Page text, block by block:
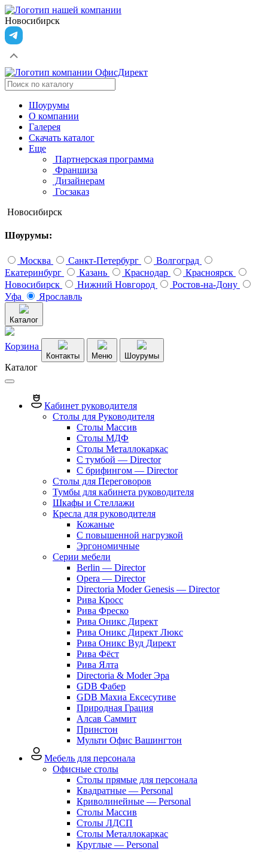
Новосибирск
Шоурумы
О компании
Галерея
Скачать каталог
Еще
Партнерская программа
Франшиза
Дизайнерам
Госзаказ
Новосибирск
Шоурумы:
Москва Санкт-Петербург
Волгоград
Екатеринбург
Казань Краснодар
Красноярск
Новосибирск
Нижний Новгород
Ростов-на-Дону
Уфа
Ярославль
Каталог
Корзина
Контакты Меню Шоурумы
Каталог
Кабинет руководителя
Столы для Руководителя
Столы Массив
Столы МДФ
Столы Металлокаркас
С тумбой — Director
C брифингом — Director
Столы для Переговоров
Тумбы для кабинета руководителя
Шкафы и Стеллажи
Кресла для руководителя
Кожаные
С повышенной нагрузкой
Эргономичные
Серии мебели
Berlin — Director
Opera — Director
Directoria Moder Genesis — Director
Рива Кросс
Рива Фреско
Рива Оникс Директ
Рива Оникс Директ Люкс
Рива Оникс Вуд Директ
Рива Фёст
Рива Ялта
Directoria & Moder Эра
GDB Фабер
GDB Махиа Ексесутиве
Природная Грация
Алсав Саммит
Принстон
Мульти Офис Вашингтон
Мебель для персонала
Офисные столы
Столы прямые для персонала
Квадратные — Personal
Криволинейные — Personal
Столы Массив
Столы ЛДСП
Столы Металлокаркас
Круглые — Personal